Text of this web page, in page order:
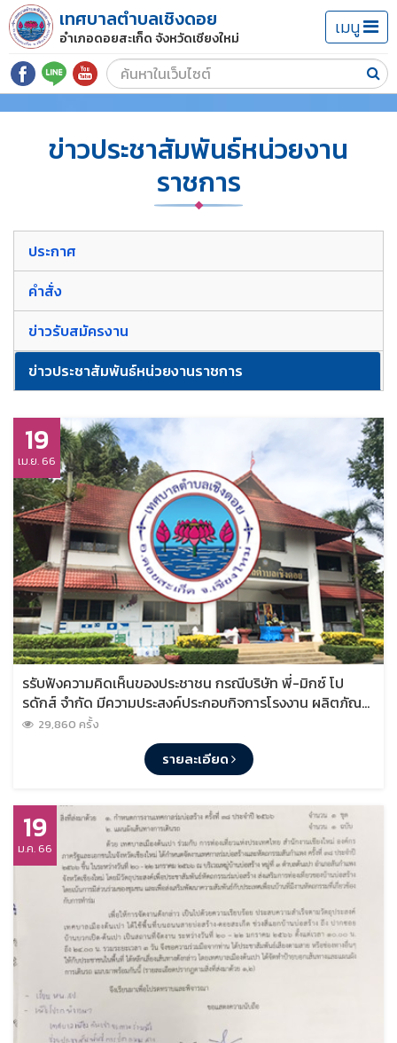
เทศบาลตำบลเชิงดอย
อำเภอดอยสะเก็ด จังหวัดเชียงใหม่ เมนู
ข่าวประชาสัมพันธ์หน่วยงาน
ราชการ
ประกาศ
คำสั่ง
ข่าวรับสมัครงาน
ข่าวประชาสัมพันธ์หน่วยงานราชการ
19
เม.ย. 66
รรับฟังความคิดเห็นของประชาชน กรณีบริษัท พี่-มิกซ์ โป
รดักส์ จำกัด มีความประสงค์ประกอบกิจการโรงงาน ผลิตภัณฑ์
คอนกรีตผสมเสร็จ ในพื้นที่หมู่ที่ 2
29,860 ครั้ง
รายละเอียด
19
ม.ค. 66